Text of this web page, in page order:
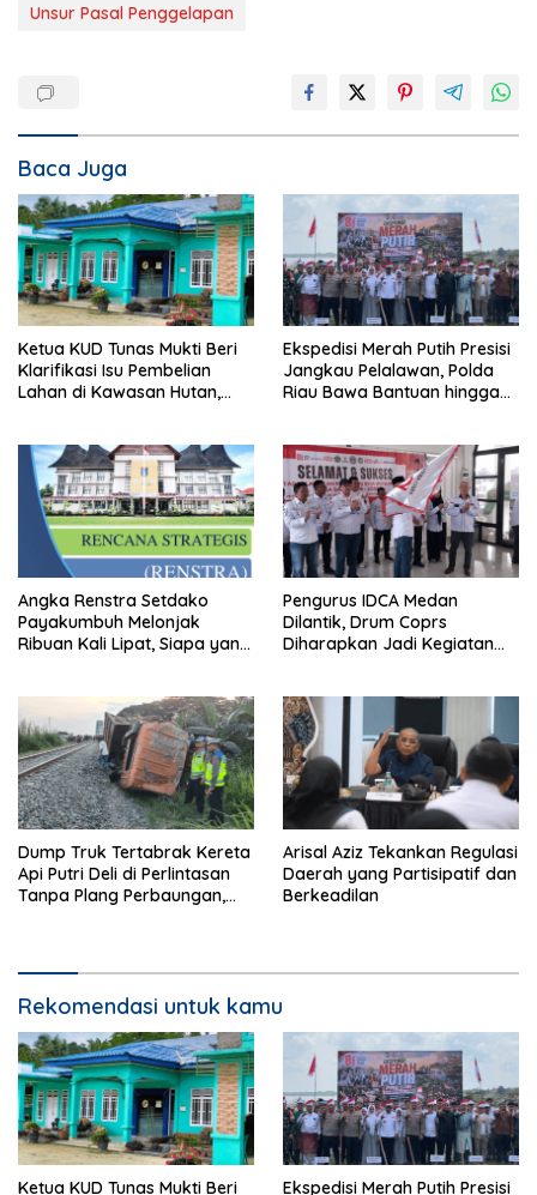
Unsur Pasal Penggelapan
Baca Juga
Ketua KUD Tunas Mukti Beri
Klarifikasi Isu Pembelian
Lahan di Kawasan Hutan,
Ekspedisi Merah Putih Presisi
Jangkau Pelalawan, Polda
Riau Bawa Bantuan hingga
Angka Renstra Setdako
Payakumbuh Melonjak
Ribuan Kali Lipat, Siapa yang
Pengurus IDCA Medan
Dilantik, Drum Coprs
Diharapkan Jadi Kegiatan
Dump Truk Tertabrak Kereta
Api Putri Deli di Perlintasan
Tanpa Plang Perbaungan,
Arisal Aziz Tekankan Regulasi
Daerah yang Partisipatif dan
Berkeadilan
Rekomendasi untuk kamu
Ketua KUD Tunas Mukti Beri Ekspedisi Merah Putih Presisi